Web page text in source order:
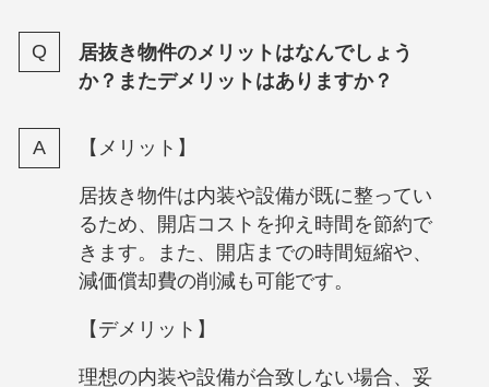
居抜き物件のメリットはなんでしょう
か？またデメリットはありますか？
【メリット】
居抜き物件は内装や設備が既に整ってい
るため、開店コストを抑え時間を節約で
きます。また、開店までの時間短縮や、
減価償却費の削減も可能です。
【デメリット】
理想の内装や設備が合致しない場合、妥